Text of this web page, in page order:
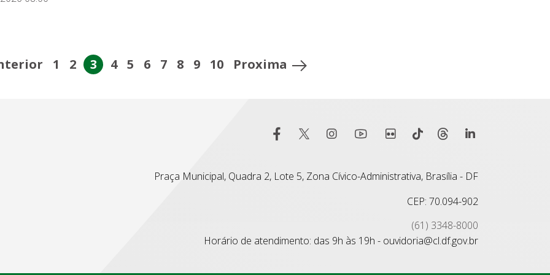
1 2 3 4 5 6 7 8 9 10 Proxima
Praça Municipal, Quadra 2, Lote 5, Zona Cívico-Administrativa, Brasília - DF
CEP: 70.094-902
(61) 3348-8000
Horário de atendimento: das 9h às 19h - ouvidoria@cl.df.gov.br